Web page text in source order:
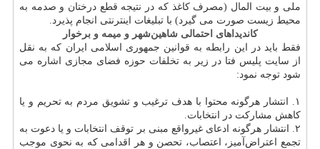
ملی و بیت المال (مصرف کاغذ که در نتیجه قطع درختان و صدمه به
محیط زیست صورت می گیرد) با تبلیغات اینترنتی انجام پذیرد.
کاندیداهای احتمالی شاهین‌شهر و میمه و برخوار
فقط باید در این رابطه به قوانین جمهوری اسلامی ایران که به نقل
از سایت پلیس فتا در زیر به تخلفات حوزه فضای مجازی اشاره می
شود توجه نمود:
۱. انتشار هرگونه محتوا با هدف ترغیب و تشویق مردم به تحریم و یا
کاهش مشارکت در انتخابات.
۲. انتشار هرگونه ادعای غیرواقع مبنی بر توقف انتخابات و یا دعوت به
تجمع اعتراض‌آمیز‌، اعتصاب‌، تحصن و هر اقدامی که به نحوی موجب